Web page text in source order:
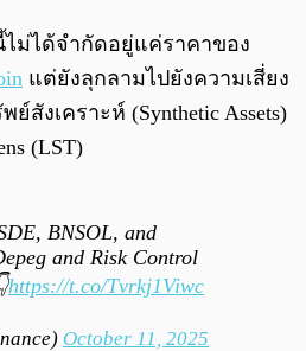
ม่ได้จำกัดอยู่แค่ราคาของ
แต่ยังลุกลามไปยังความเสี่ยง
สังเคราะห์ (Synthetic Assets)
(LST)
BNSOL, and
and Risk Control
https://t.co/Tvrkj1Viwc
October 11, 2025